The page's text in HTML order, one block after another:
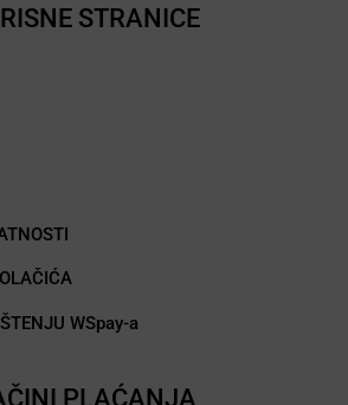
STRANICE
WSpay-a
PLAĆANJA